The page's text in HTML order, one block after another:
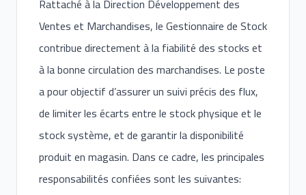
Rattaché à la Direction Développement des
Ventes et Marchandises, le Gestionnaire de Stock
contribue directement à la fiabilité des stocks et
à la bonne circulation des marchandises. Le poste
a pour objectif d’assurer un suivi précis des flux,
de limiter les écarts entre le stock physique et le
stock système, et de garantir la disponibilité
produit en magasin. Dans ce cadre, les principales
responsabilités confiées sont les suivantes: